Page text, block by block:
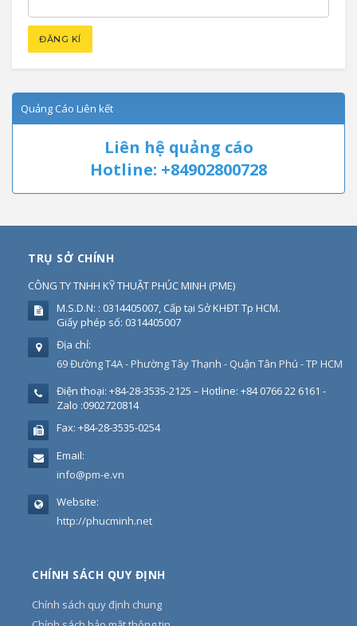
Quảng Cáo Liên kết
Liên hệ quảng cáo
Hotline: +84902800728
TRỤ SỞ CHÍNH
CÔNG TY TNHH KỸ THUẬT PHÚC MINH (PME)
M.S.D.N: : 0314405007, Cấp tại Sở KHĐT Tp HCM.
Giấy phép số: 0314405007
Địa chỉ:
69 Đường T4A - Phường Tây Thạnh - Quận Tân Phú - TP HCM
Điện thoại: +84-28-3535-2125 – Hotline: +84 0766 22 6161 -
Zalo :0902720814
Fax: +84-28-3535-0254
Email:
info@pm-e.vn
Website:
http://phucminh.net
CHÍNH SÁCH QUY ĐỊNH
Chính sách quy định chung